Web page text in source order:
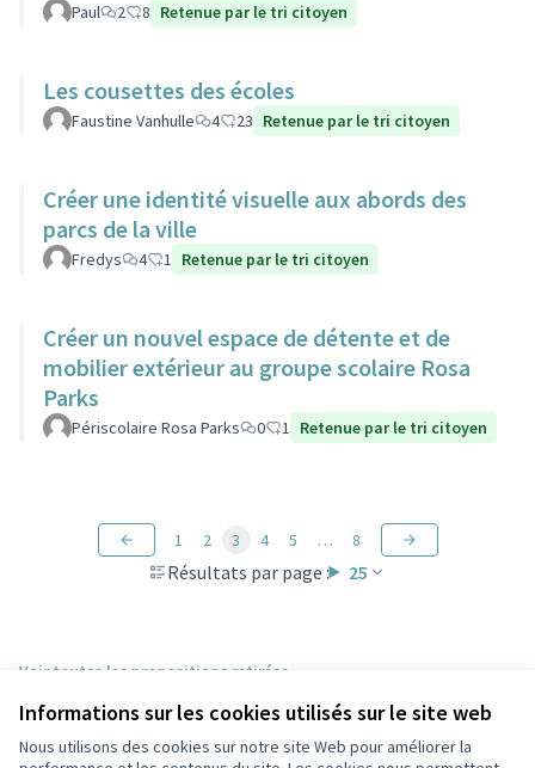
Informations sur les cookies utilisés sur le site web
Nous utilisons des cookies sur notre site Web pour améliorer la
Paul 2 8 Retenue par le tri citoyen
Les cousettes des écoles
Faustine Vanhulle 4 23 Retenue par le tri citoyen
Créer une identité visuelle aux abords des
parcs de la ville
Fredys 4 1 Retenue par le tri citoyen
Créer un nouvel espace de détente et de
mobilier extérieur au groupe scolaire Rosa
Parks
Périscolaire Rosa Parks 0 1 Retenue par le tri citoyen
Résultats par page : 25
1 2 3 4 5 … 8
Voir toutes les propositions retirées
Conditions d'utilisation